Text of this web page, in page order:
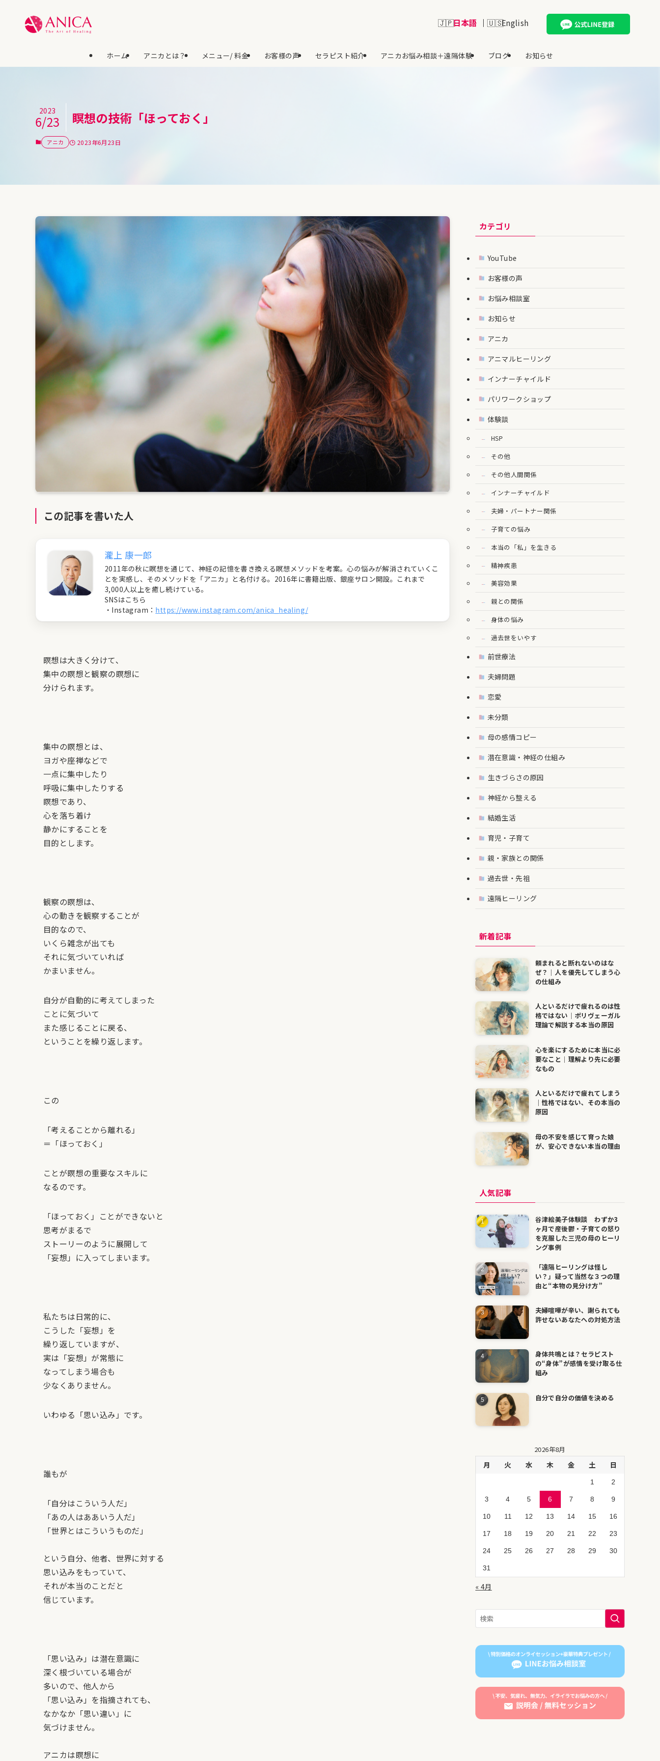
ホーム アニカとは？ メニュー/ 料金 お客様の声 セラピスト紹介 アニカお悩み相談＋遠隔体験 ブログ お知らせ
English
日本語
瞑想の技術「ほっておく」
2023
6/23
アニカ 2023年6月23日
この記事を書いた人
瀧上 康一郎
2011年の秋に瞑想を通じて、神経の記憶を書き換える瞑想メソッドを考案。心の悩みが解消されていくこ
とを実感し、そのメソッドを「アニカ」と名付ける。2016年に書籍出版、銀座サロン開設。これまで
3,000人以上を癒し続けている。
SNSはこちら
・Instagram： https://www.instagram.com/anica_healing/
瞑想は大きく分けて、
集中の瞑想と観察の瞑想に
分けられます。
集中の瞑想とは、
ヨガや座禅などで
一点に集中したり
呼吸に集中したりする
瞑想であり、
心を落ち着け
静かにすることを
目的とします。
観察の瞑想は、
心の動きを観察することが
目的なので、
いくら雑念が出ても
それに気づいていれば
かまいません。
自分が自動的に考えてしまった
ことに気づいて
また感じることに戻る、
ということを繰り返します。
この
「考えることから離れる」
＝「ほっておく」
ことが瞑想の重要なスキルに
なるのです。
「ほっておく」ことができないと
思考がまるで
ストーリーのように展開して
「妄想」に入ってしまいます。
私たちは日常的に、
こうした「妄想」を
繰り返していますが、
実は「妄想」が常態に
なってしまう場合も
少なくありません。
いわゆる「思い込み」です。
誰もが
「自分はこういう人だ」
「あの人はああいう人だ」
「世界とはこういうものだ」
という自分、他者、世界に対する
思い込みをもっていて、
それが本当のことだと
信じています。
「思い込み」は潜在意識に
深く根づいている場合が
多いので、他人から
「思い込み」を指摘されても、
なかなか「思い違い」に
気づけません。
アニカは瞑想に
カテゴリ
YouTube
お客様の声
お悩み相談室
お知らせ
アニカ
アニマルヒーリング
インナーチャイルド
パリワークショップ
体験談
HSP
その他
その他人間関係
インナーチャイルド
夫婦・パートナー関係
子育ての悩み
本当の「私」を生きる
精神疾患
美容効果
親との関係
身体の悩み
過去世をいやす
前世療法
夫婦問題
恋愛
未分類
母の感情コピー
潜在意識・神経の仕組み
生きづらさの原因
神経から整える
結婚生活
育児・子育て
親・家族との関係
過去世・先祖
遠隔ヒーリング
新着記事
頼まれると断れないのはな
ぜ？｜人を優先してしまう心
の仕組み
人といるだけで疲れるのは性
格ではない｜ポリヴェーガル
理論で解説する本当の原因
心を楽にするために本当に必
要なこと｜理解より先に必要
なもの
人といるだけで疲れてしまう
｜性格ではない、その本当の
原因
母の不安を感じて育った娘
が、安心できない本当の理由
人気記事
谷津絵美子体験談 わずか3
ヶ月で産後鬱・子育ての怒り
を克服した三児の母のヒーリ
ング事例
「遠隔ヒーリングは怪し
い？」疑って当然な３つの理
由と“本物の見分け方”
夫婦喧嘩が辛い、謝られても
許せないあなたへの対処方法
身体共鳴とは？セラピスト
の“身体”が感情を受け取る仕
組み
自分で自分の価値を決める
2026年8月
月 火 水 木 金 土 日
1 2
3 4 5 6 7 8 9
10 11 12 13 14 15 16
17 18 19 20 21 22 23
24 25 26 27 28 29 30
31
« 4月